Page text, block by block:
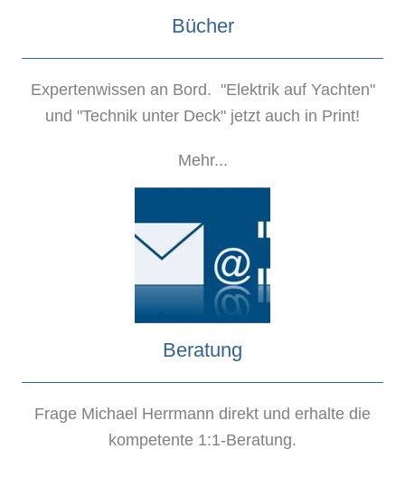
Bücher
Expertenwissen an Bord. "Elektrik auf Yachten"
und "Technik unter Deck" jetzt auch in Print!
Mehr...
Beratung
Frage Michael Herrmann direkt und erhalte die
kompetente 1:1-Beratung.